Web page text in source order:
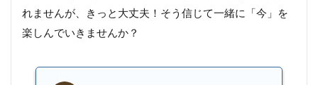
れませんが、きっと大丈夫！そう信じて一緒に「今」を
楽しんでいきませんか？